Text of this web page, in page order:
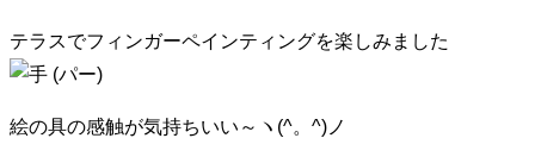
テラスでフィンガーペインティングを楽しみました
絵の具の感触が気持ちいい～ヽ(^。^)ノ